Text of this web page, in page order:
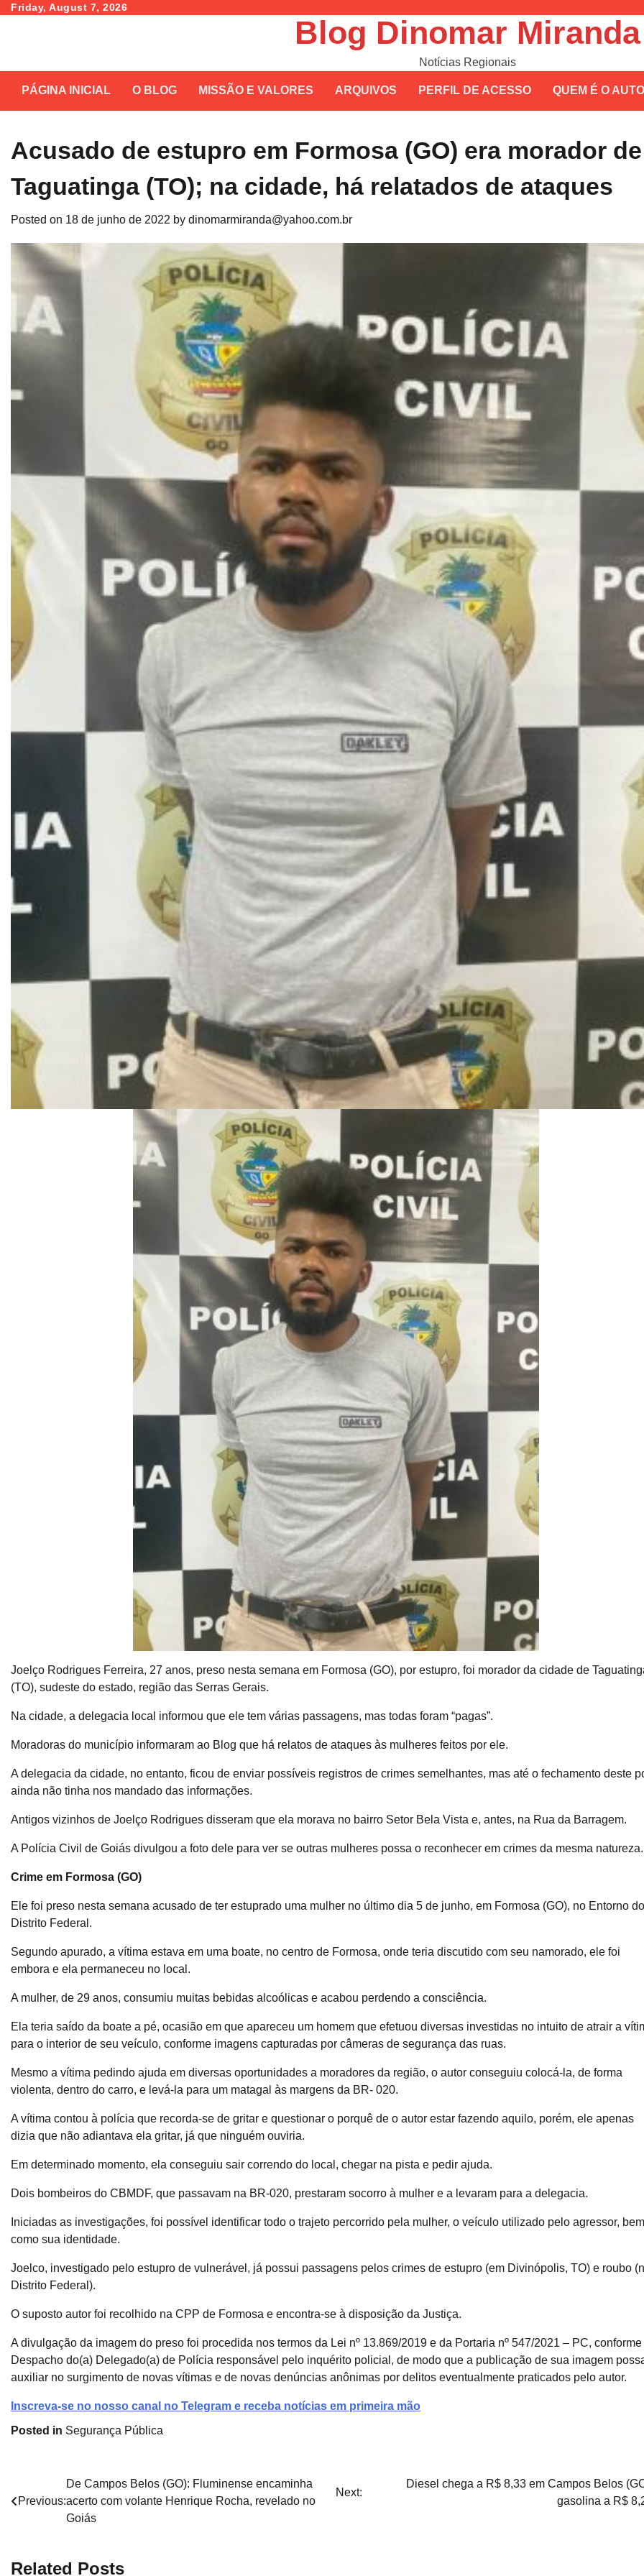
SkipFriday, August 7, 2026
Blog Dinomar Miranda
Notícias Regionais
PÁGINA INICIAL O BLOG MISSÃO E VALORES ARQUIVOS PERFIL DE ACESSO QUEM É O
Acusado de estupro em Formosa (GO) era morador de
Taguatinga (TO); na cidade, há relatados de ataques
Posted on 18 de junho de 2022 by dinomarmiranda@yahoo.com.br
Joelço Rodrigues Ferreira, 27 anos, preso nesta semana em Formosa (GO), por estupro, foi morador da cidade de
(TO), sudeste do estado, região das Serras Gerais.
Na cidade, a delegacia local informou que ele tem várias passagens, mas todas foram “pagas”.
Moradoras do município informaram ao Blog que há relatos de ataques às mulheres feitos por ele.
A delegacia da cidade, no entanto, ficou de enviar possíveis registros de crimes semelhantes, mas até o fechamento deste
ainda não tinha nos mandado das informações.
Antigos vizinhos de Joelço Rodrigues disseram que ela morava no bairro Setor Bela Vista e, antes, na Rua da Barragem.
A Polícia Civil de Goiás divulgou a foto dele para ver se outras mulheres possa o reconhecer em crimes da mesma natureza.
Crime em Formosa (GO)
Ele foi preso nesta semana acusado de ter estuprado uma mulher no último dia 5 de junho, em Formosa (GO), no Entorno do
Distrito Federal.
Segundo apurado, a vítima estava em uma boate, no centro de Formosa, onde teria discutido com seu namorado, ele foi
embora e ela permaneceu no local.
A mulher, de 29 anos, consumiu muitas bebidas alcoólicas e acabou perdendo a consciência.
Ela teria saído da boate a pé, ocasião em que apareceu um homem que efetuou diversas investidas no intuito de atrair a
para o interior de seu veículo, conforme imagens capturadas por câmeras de segurança das ruas.
Mesmo a vítima pedindo ajuda em diversas oportunidades a moradores da região, o autor conseguiu colocá-la, de forma
violenta, dentro do carro, e levá-la para um matagal às margens da BR- 020.
A vítima contou à polícia que recorda-se de gritar e questionar o porquê de o autor estar fazendo aquilo, porém, ele apenas
dizia que não adiantava ela gritar, já que ninguém ouviria.
Em determinado momento, ela conseguiu sair correndo do local, chegar na pista e pedir ajuda.
Dois bombeiros do CBMDF, que passavam na BR-020, prestaram socorro à mulher e a levaram para a delegacia.
Iniciadas as investigações, foi possível identificar todo o trajeto percorrido pela mulher, o veículo utilizado pelo agressor, bem
como sua identidade.
Joelco, investigado pelo estupro de vulnerável, já possui passagens pelos crimes de estupro (em Divinópolis, TO) e roubo
Distrito Federal).
O suposto autor foi recolhido na CPP de Formosa e encontra-se à disposição da Justiça.
A divulgação da imagem do preso foi procedida nos termos da Lei nº 13.869/2019 e da Portaria nº 547/2021 – PC, conforme
Despacho do(a) Delegado(a) de Polícia responsável pelo inquérito policial, de modo que a publicação de sua imagem
auxiliar no surgimento de novas vítimas e de novas denúncias anônimas por delitos eventualmente praticados pelo autor.
Inscreva-se no nosso canal no Telegram e receba notícias em primeira mão
Posted in Segurança Pública
Navegação
Previous:
De Campos Belos (GO): Fluminense encaminha
acerto com volante Henrique Rocha, revelado no
Goiás
Next:
Diesel chega a R$ 8,33 em Campos Belos
gasolina a R$
Related Posts